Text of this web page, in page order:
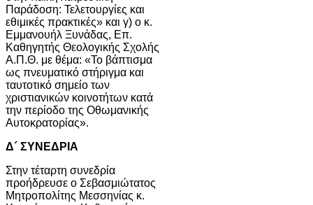
Παράδοση: Τελετουργίες και
εθιμικές πρακτικές» και γ) ο κ.
Εμμανουήλ Ξυνάδας, Επ.
Καθηγητής Θεολογικής Σχολής
Α.Π.Θ. με θέμα: «Το βάπτισμα
ως πνευματικό στήριγμα και
ταυτοτικό σημείο των
χριστιανικών κοινοτήτων κατά
την περίοδο της Οθωμανικής
Αυτοκρατορίας».
Δ´ ΣΥΝΕΔΡΙΑ
Στην τέταρτη συνεδρία
προήδρευσε ο Σεβασμιώτατος
Μητροπολίτης Μεσσηνίας κ.